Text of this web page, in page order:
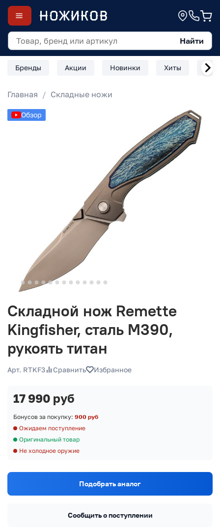
Найти
Бренды Акции Новинки Хиты
Главная Складные ножи
Обзор
Складной нож Remette
Kingfisher, сталь M390,
рукоять титан
Арт. RTKF3 Сравнить Избранное
17 990 руб
Бонусов за покупку: 900 руб
Ожидаем поступление
Оригинальный товар
Не холодное оружие
Подобрать аналог
Сообщить о поступлении